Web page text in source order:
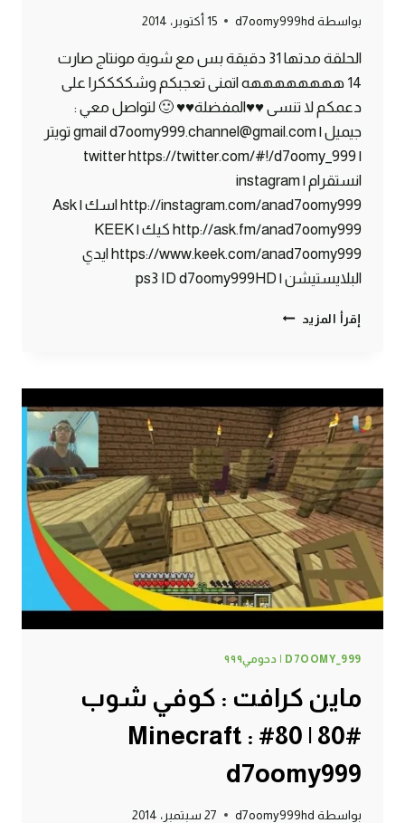
بواسطة d7oomy999hd 15 أكتوبر، 2014
الحلقة مدتها 31 دقيقة بس مع شوية مونتاج صارت
14 ههههههههه اتمنى تعجبكم وشككككرا على
دعمكم لا تنسى ♥♥المفضلة♥♥ 🙂 لتواصل معي :
جيميل | gmail d7oomy999.channel@gmail.com تويتر
| twitter https://twitter.com/#!/d7oomy_999
انستقرام | instagram
http://instagram.com/anad7oomy999 اسك | Ask
http://ask.fm/anad7oomy999 كيك | KEEK
https://www.keek.com/anad7oomy999 ايدي
البلايستيشن | ps3 ID d7oomy999HD
إقرأ المزيد ماين
التنين
#81
|
81#
MINECRAFT
:
D7OOMY999
D7OOMY_999 | دحومي٩٩٩
ماين كرافت : كوفي شوب
#80 | 80# Minecraft :
d7oomy999
بواسطة d7oomy999hd 27 سبتمبر، 2014